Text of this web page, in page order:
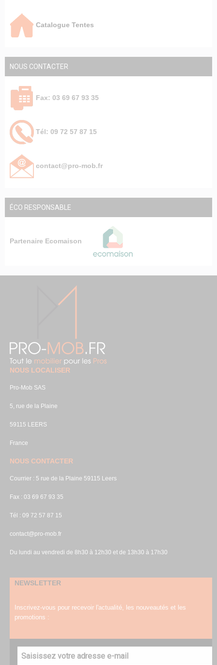
Catalogue Tentes
NOUS CONTACTER
Fax: 03 69 67 93 35
Tél: 09 72 57 87 15
contact@pro-mob.fr
ÉCO RESPONSABLE
Partenaire Ecomaison
NOUS LOCALISER
Pro-Mob SAS
5, rue de la Plaine
59115 LEERS
France
NOUS CONTACTER
Courrier : 5 rue de la Plaine 59115 Leers
Fax : 03 69 67 93 35
Tél : 09 72 57 87 15
contact@pro-mob.fr
Du lundi au vendredi de 8h30 à 12h30 et de 13h30 à 17h30
NEWSLETTER
Inscrivez-vous pour recevoir l'actualité, les nouveautés et les
promotions :